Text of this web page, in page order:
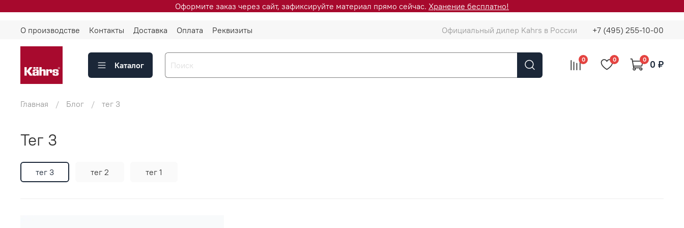
Оформите заказ через сайт, зафиксируйте материал прямо сейчас. Хранение бесплатно!
О производстве Контакты Доставка Оплата Реквизиты Официальный дилер Kahrs в России +7 (495) 255-10-00
Каталог
0 0 0 0 ₽
Главная Блог тег 3
тег 3
тег 3 тег 2 тег 1